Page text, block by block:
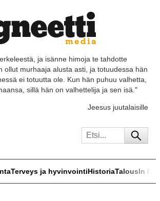
ja isänne himoja te tahdotte
ollut murhaaja alusta asti, ja totuudessa hän
ei totuutta ole. Kun hän puhuu valhetta,
sillä hän on valhettelija ja sen isä."
Jeesus juutalaisille
Terveys ja hyvinvointiHistoriaTalousIn